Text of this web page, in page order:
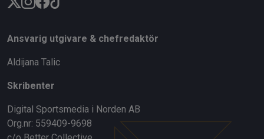
Ansvarig utgivare & chefredaktör
Aldijana Talic
Skribenter
Digital Sportsmedia i Norden AB
Org.nr: 559409-9698